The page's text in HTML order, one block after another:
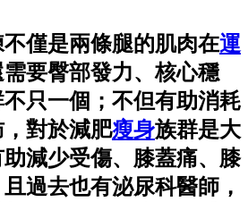
僅是兩條腿的肌肉在運
需要臀部發力、核心穩
只一個；不但有助消耗
對於減肥瘦身族群是大
減少受傷、膝蓋痛、膝
過去也有泌尿科醫師，